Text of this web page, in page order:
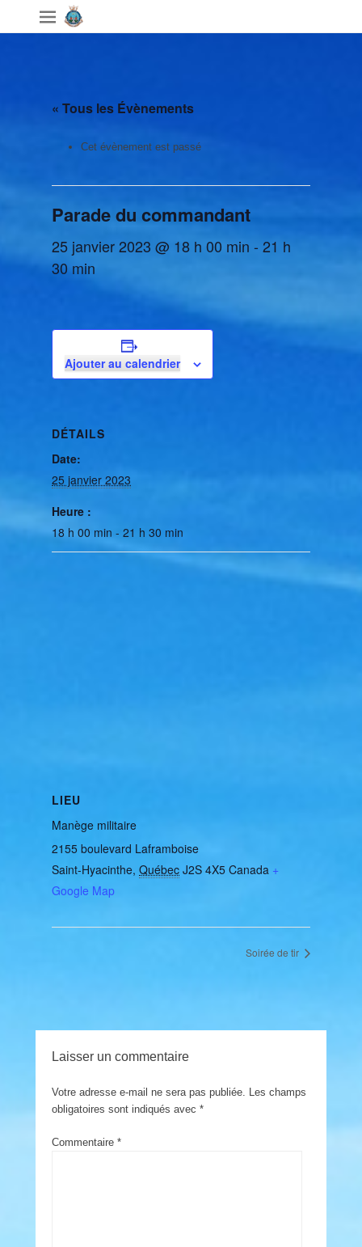
« Tous les Évènements
Cet évènement est passé
Parade du commandant
25 janvier 2023 @ 18 h 00 min - 21 h
30 min
Ajouter au calendrier
DÉTAILS
Date:
25 janvier 2023
Heure :
18 h 00 min - 21 h 30 min
LIEU
Manège militaire
2155 boulevard Laframboise
Saint-Hyacinthe, Québec J2S 4X5 Canada +
Google Map
Soirée de tir
Laisser un commentaire
Votre adresse e-mail ne sera pas publiée.
Les champs
obligatoires sont indiqués avec *
Commentaire *